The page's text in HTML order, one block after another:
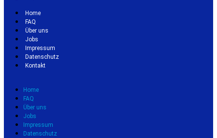
Home
FAQ
Über uns
Jobs
Impressum
Datenschutz
Kontakt
Home
FAQ
Über uns
Jobs
Impressum
Datenschutz